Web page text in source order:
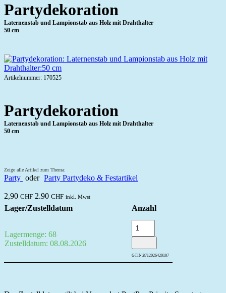
Partydekoration
Laternenstab und Lampionstab aus Holz mit Drahthalter
50 cm
Artikelnummer: 170525
Partydekoration
Laternenstab und Lampionstab aus Holz mit Drahthalter
50 cm
Zeige alle Artikel zum Thema:
Party oder Party Partydeko & Festartikel
2,90 CHF 2.90 CHF inkl. Mwst
Lager/Zustelldatum Anzahl
Lagermenge: 68
Zustelldatum: 08.08.2026
GTIN:8712026420107